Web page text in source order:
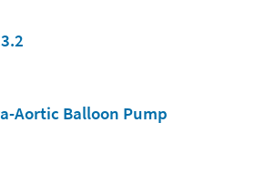
Aortic Balloon Pump